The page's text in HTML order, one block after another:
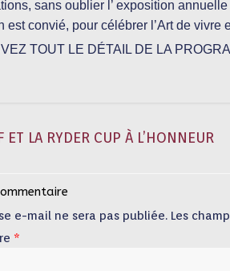
sans oublier l’ exposition
est convié, pour célébrer l’Art de vivre
TOUT LE DÉTAIL DE LA
ET LA RYDER CUP À L’HONNEUR
e-mail ne sera pas publiée. Les
*